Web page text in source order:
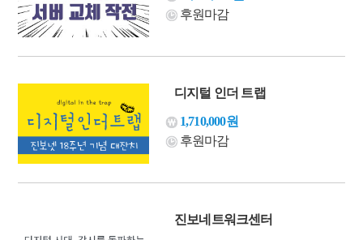
후원마감
디지털 인더 트랩
1,710,000원
후원마감
진보네트워크센터